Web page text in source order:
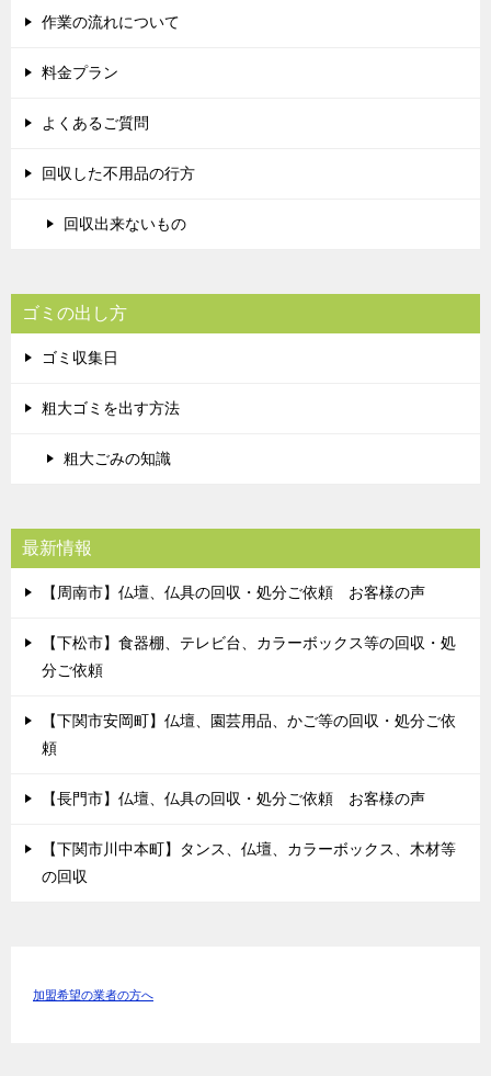
作業の流れについて
料金プラン
よくあるご質問
回収した不用品の行方
回収出来ないもの
ゴミの出し方
ゴミ収集日
粗大ゴミを出す方法
粗大ごみの知識
最新情報
【周南市】仏壇、仏具の回収・処分ご依頼 お客様の声
【下松市】食器棚、テレビ台、カラーボックス等の回収・処
分ご依頼
【下関市安岡町】仏壇、園芸用品、かご等の回収・処分ご依
頼
【長門市】仏壇、仏具の回収・処分ご依頼 お客様の声
【下関市川中本町】タンス、仏壇、カラーボックス、木材等
の回収
加盟希望の業者の方へ